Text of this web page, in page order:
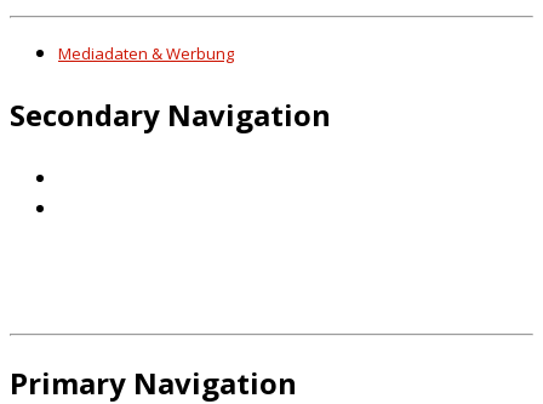
Mediadaten & Werbung
Secondary Navigation
Primary Navigation